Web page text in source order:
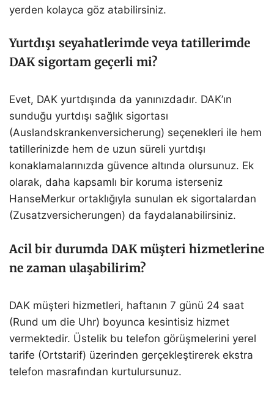
yerden kolayca göz atabilirsiniz.
Yurtdışı seyahatlerimde veya tatillerimde
DAK sigortam geçerli mi?
Evet, DAK yurtdışında da yanınızdadır. DAK’ın
sunduğu yurtdışı sağlık sigortası
(Auslandskrankenversicherung) seçenekleri ile hem
tatillerinizde hem de uzun süreli yurtdışı
konaklamalarınızda güvence altında olursunuz. Ek
olarak, daha kapsamlı bir koruma isterseniz
HanseMerkur ortaklığıyla sunulan ek sigortalardan
(Zusatzversicherungen) da faydalanabilirsiniz.
Acil bir durumda DAK müşteri hizmetlerine
ne zaman ulaşabilirim?
DAK müşteri hizmetleri, haftanın 7 günü 24 saat
(Rund um die Uhr) boyunca kesintisiz hizmet
vermektedir. Üstelik bu telefon görüşmelerini yerel
tarife (Ortstarif) üzerinden gerçekleştirerek ekstra
telefon masrafından kurtulursunuz.